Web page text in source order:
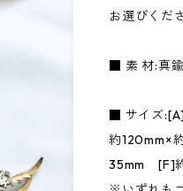
お選びくだ
■ 素 材:真
■ サイズ
約120mm×
35mm [F]